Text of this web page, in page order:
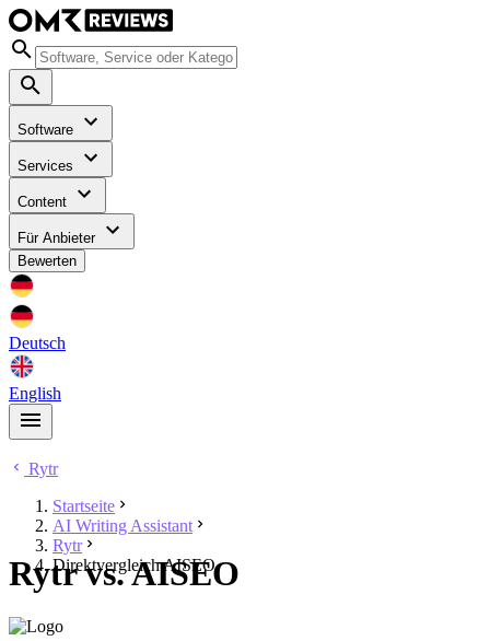
Software
Services
Content
Für Anbieter
Bewerten
Deutsch
English
Rytr
Startseite
AI Writing Assistant
Rytr
Direktvergleich AISEO
Rytr vs. AISEO